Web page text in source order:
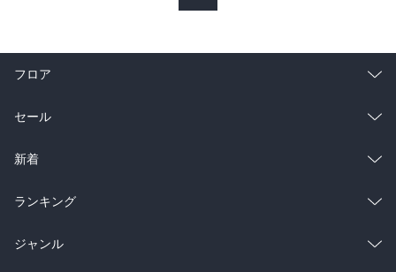
フロア
総合
ラノベ
雑誌・グラビア
BL・TL
セール
総合
ラノベ
雑誌・グラビア
新着
総合
ラノベ
ランキング
総合
ジャンル